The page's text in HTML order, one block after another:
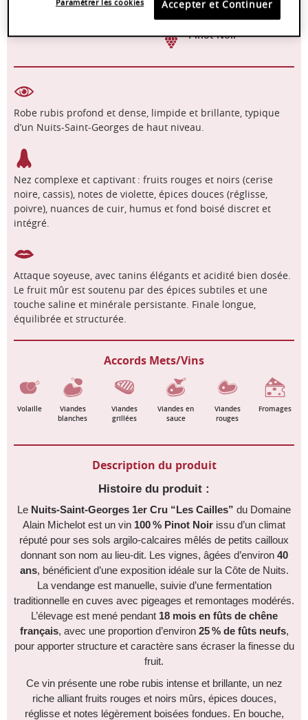
16-18°C
2025 - 2035
Pinot Noir
Robe rubis profond et dense, limpide et brillante, typique
d’un Nuits‑Saint‑Georges de haut niveau.
Nez complexe et captivant : fruits rouges et noirs (cerise
noire, cassis), notes de violette, épices douces (réglisse,
poivre), nuances de cuir, humus et fond boisé discret et
intégré.
Attaque soyeuse, avec tanins élégants et acidité bien dosée.
Le fruit mûr est soutenu par des épices subtiles et une
touche saline et minérale persistante. Finale longue,
équilibrée et structurée.
Accords Mets/Vins
Volaille
Viandes
blanches
Viandes
grillées
Viandes en
sauce
Viandes
rouges
Fromages
Description du produit
Histoire du produit :
Le Nuits‑Saint‑Georges 1er Cru “Les Cailles” du Domaine
Alain Michelot est un vin 100 % Pinot Noir issu d’un climat
réputé pour ses sols argilo-calcaires mêlés de petits cailloux
donnant son nom au lieu‑dit. Les vignes, âgées d’environ 40
ans, bénéficient d’une exposition idéale sur la Côte de Nuits.
La vendange est manuelle, suivie d’une fermentation
traditionnelle en cuves avec pigeages et remontages modérés.
L’élevage est mené pendant 18 mois en fûts de chêne
français, avec une proportion d’environ 25 % de fûts neufs,
pour apporter structure et caractère sans écraser la finesse du
fruit.
Ce vin présente une robe rubis intense et brillante, un nez
riche alliant fruits rouges et noirs mûrs, épices douces,
réglisse et notes légèrement boisées fondues. En bouche,
Accepter et Continuer
Paramétrer les cookies